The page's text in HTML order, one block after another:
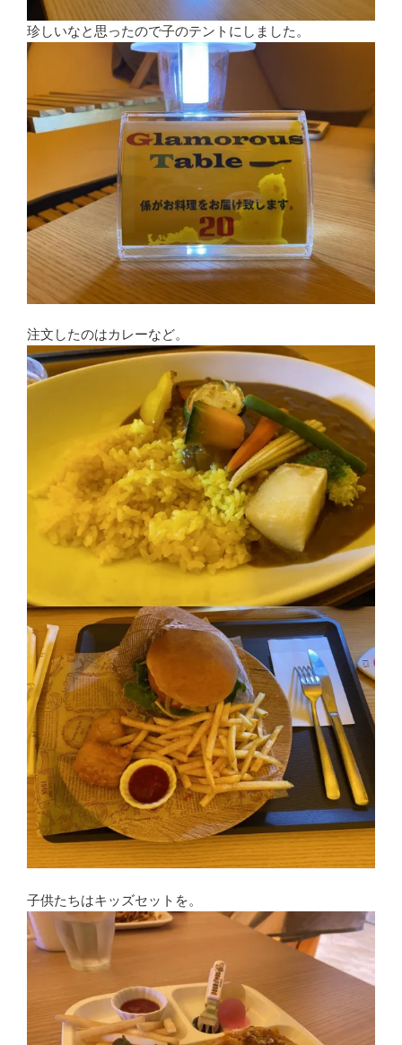
珍しいなと思ったので子のテントにしました。
注文したのはカレーなど。
子供たちはキッズセットを。